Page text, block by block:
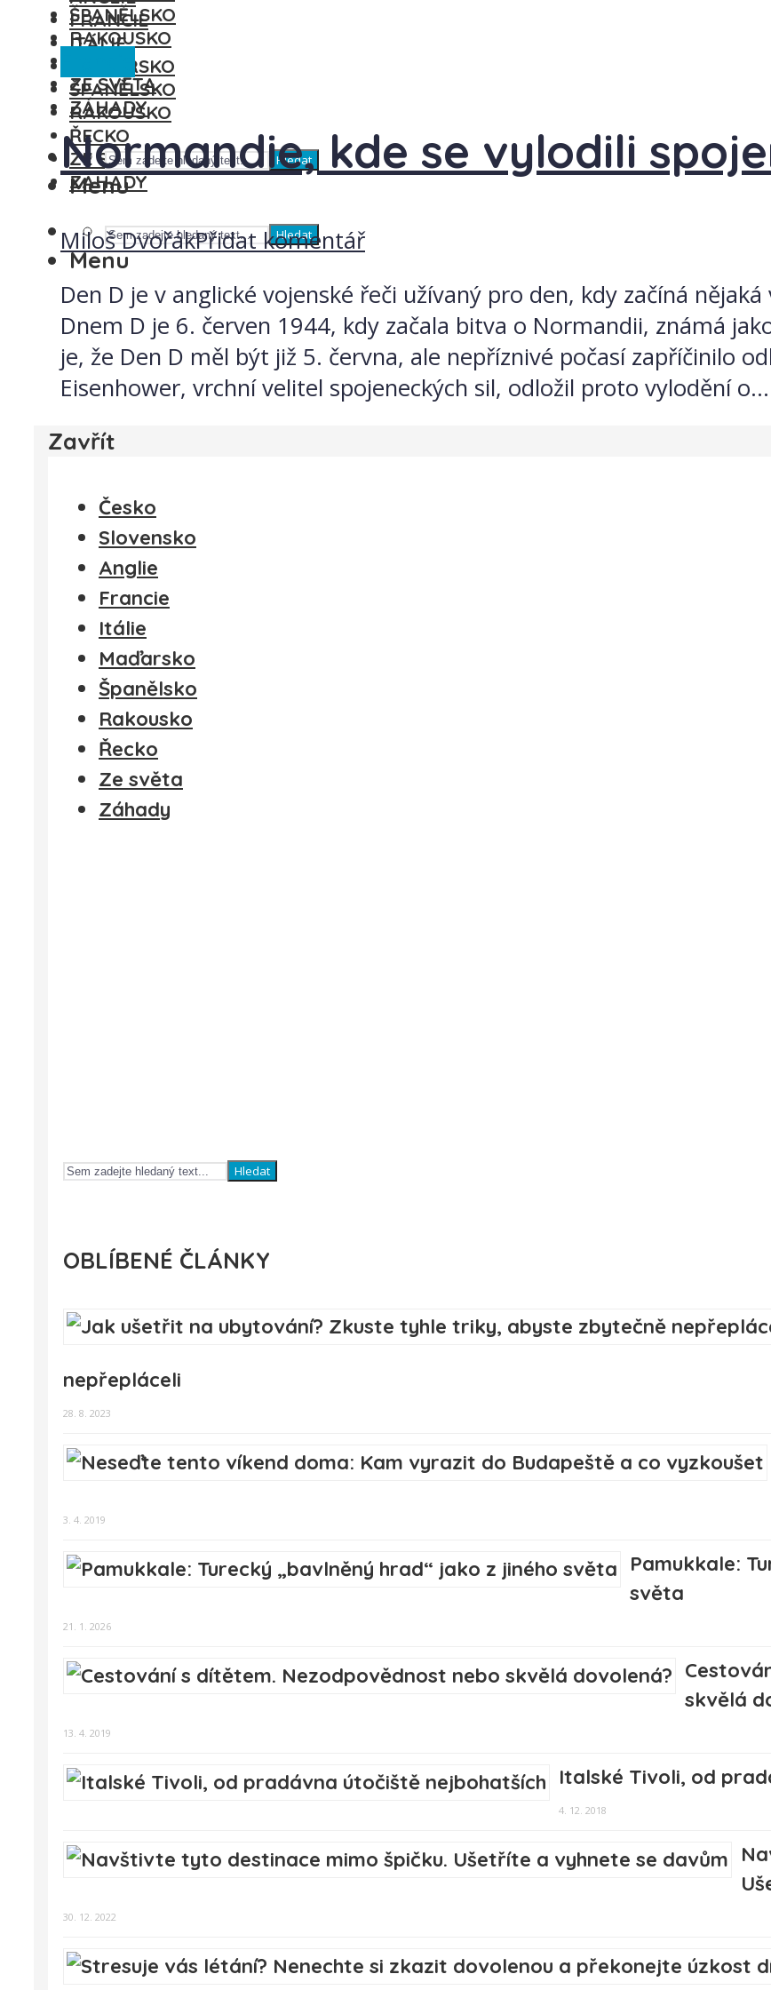
FRANCIE
ITÁLIE
MAĎARSKO
ŠPANĚLSKO
RAKOUSKO
ŘECKO
ZE SVĚTA
ZÁHADY
Hledat
Menu
ŠPANĚLSKO
RAKOUSKO
ZE SVĚTA
ZÁHADY
Hledat
Menu
Normandie, kde se vylodili
Miloš DvořákPřidat komentář
Den D je v anglické vojenské řeči užívaný pro den, kdy začíná
Dnem D je 6. červen 1944, kdy začala bitva o Normandii, známá
je, že Den D měl být již 5. června, ale nepříznivé počasí zapříčinilo
Eisenhower, vrchní velitel spojeneckých sil, odložil proto vylodění o...
Zavřít
Česko
Slovensko
Anglie
Francie
Itálie
Maďarsko
Španělsko
Rakousko
Řecko
Ze světa
Záhady
Hledat
OBLÍBENÉ ČLÁNKY
nepřepláceli
28. 8. 2023
3. 4. 2019
Pamukkale:
světa
21. 1. 2026
skvělá
13. 4. 2019
Italské Tivoli, od
4. 12. 2018
30. 12. 2022